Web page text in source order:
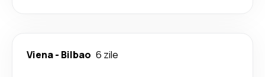
Viena- Bilbao 6 zile